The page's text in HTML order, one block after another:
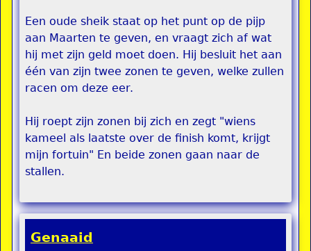
Een oude sheik staat op het punt op de pijp
aan Maarten te geven, en vraagt zich af wat
hij met zijn geld moet doen. Hij besluit het aan
één van zijn twee zonen te geven, welke zullen
racen om deze eer.
Hij roept zijn zonen bij zich en zegt "wiens
kameel als laatste over de finish komt, krijgt
mijn fortuin" En beide zonen gaan naar de
stallen.
Genaaid